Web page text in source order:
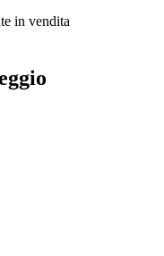
in vendita